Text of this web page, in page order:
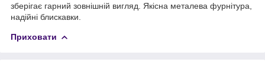
зберігає гарний зовнішній вигляд. Якісна металева фурнітура,
надійні блискавки.
Приховати